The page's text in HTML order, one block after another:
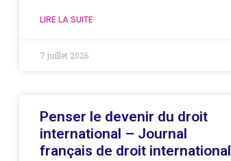
LIRE LA SUITE
7 juillet 2026
Penser le devenir du droit
international – Journal
français de droit international